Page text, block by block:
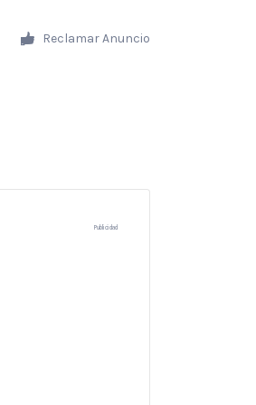
Reclamar Anuncio
Publicidad